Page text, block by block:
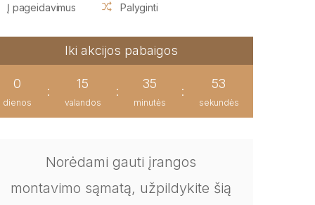
Į pageidavimus Palyginti
Iki akcijos pabaigos
0
dienos
:
15
valandos
:
35
minutės
:
53
sekundės
Norėdami gauti įrangos
montavimo sąmatą, užpildykite šią